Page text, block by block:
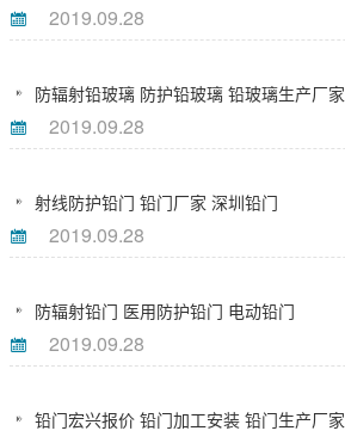
2019.09.28
防辐射铅玻璃 防护铅玻璃 铅玻璃生产厂家
2019.09.28
射线防护铅门 铅门厂家 深圳铅门
2019.09.28
防辐射铅门 医用防护铅门 电动铅门
2019.09.28
铅门宏兴报价 铅门加工安装 铅门生产厂家